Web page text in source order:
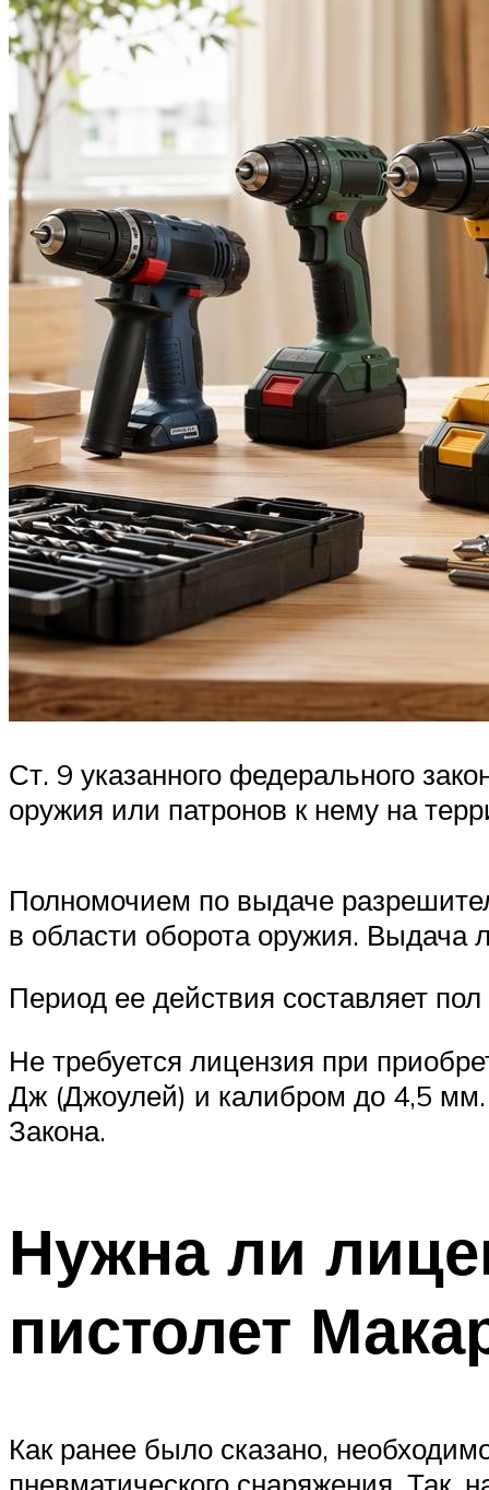
Ст. 9 указанного федерального
оружия или патронов к нему на
Полномочием по выдаче
в области оборота оружия. Выдача
Период ее действия составляет пол
Не требуется лицензия при
Дж (Джоулей) и калибром до 4,5 мм.
Закона.
Нужна ли
пистолет
Как ранее было сказано,